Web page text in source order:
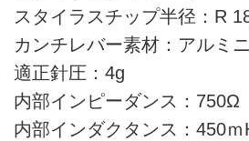
スタイラスチップ半径：R
カンチレバー素材：アルミ
適正針圧：4g
内部インピーダンス：750Ω
内部インダクタンス：450ｍ